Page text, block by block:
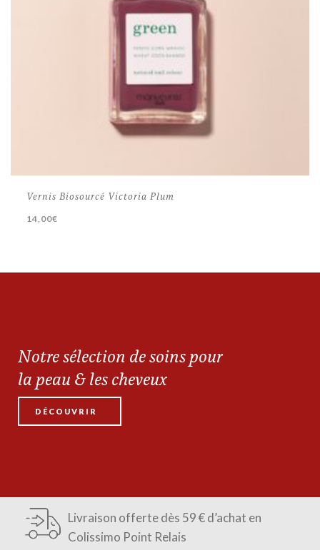
Vernis Biosourcé Victoria Plum
14,00€
Notre sélection de soins pour
la peau & les cheveux
DÉCOUVRIR
Livraison offerte dès 59 € d’achat en
Colissimo Point Relais